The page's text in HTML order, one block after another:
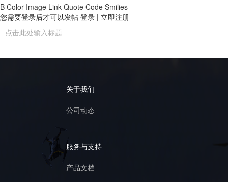
B Color Image Link Quote Code Smilies
您需要登录后才可以发帖 登录 | 立即注册
关于我们
公司动态
服务与支持
产品文档